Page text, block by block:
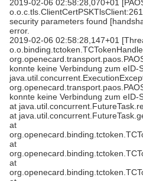
2019-02-06 02:58:28,070+01
security parameters found
error.
2019-02-06 02:58:28,147+01
konnte keine Verbindung zum eID-
konnte keine Verbindung zum eID-
at
at
at
at
at